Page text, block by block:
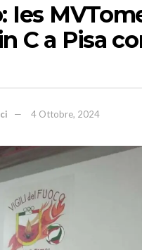
Ies
C a Pisa
4 Ottobre, 2024